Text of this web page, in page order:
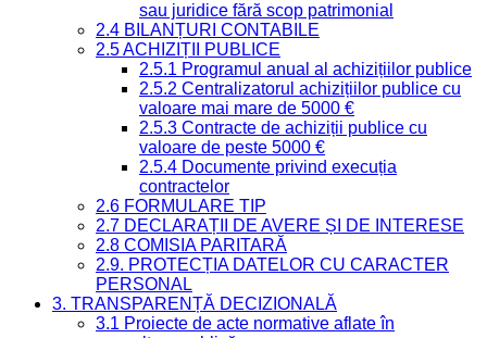
sau juridice fără scop patrimonial
2.4 BILANȚURI CONTABILE
2.5 ACHIZIȚII PUBLICE
2.5.1 Programul anual al achizițiilor publice
2.5.2 Centralizatorul achizițiilor publice cu
valoare mai mare de 5000 €
2.5.3 Contracte de achiziții publice cu
valoare de peste 5000 €
2.5.4 Documente privind execuția
contractelor
2.6 FORMULARE TIP
2.7 DECLARAȚII DE AVERE ȘI DE INTERESE
2.8 COMISIA PARITARĂ
2.9. PROTECȚIA DATELOR CU CARACTER
PERSONAL
3. TRANSPARENȚĂ DECIZIONALĂ
3.1 Proiecte de acte normative aflate în